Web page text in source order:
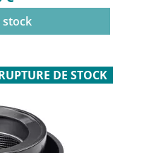
stock
DE STOCK